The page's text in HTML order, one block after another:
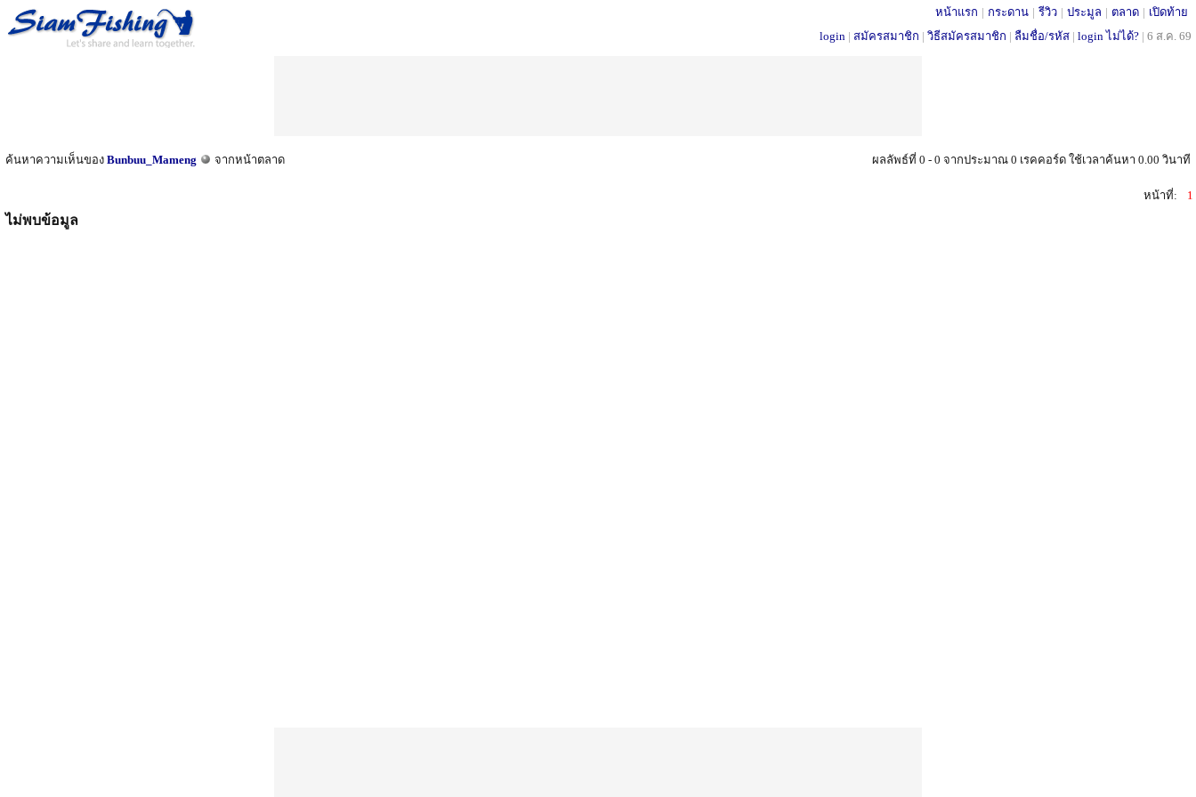
หน้าแรก | กระดาน | รีวิว | ประมูล | ตลาด | เปิดท้าย
login | สมัครสมาชิก | วิธีสมัครสมาชิก | ลืมชื่อ/รหัส | login ไม่ได้? | 6 ส.ค. 69
ค้นหาความเห็นของ Bunbuu_Mameng จากหน้าตลาด ผลลัพธ์ที่ 0 - 0 จากประมาณ 0 เรคคอร์ด ใช้เวลาค้นหา 0.00 วินาที
หน้าที่: 1
ไม่พบข้อมูล